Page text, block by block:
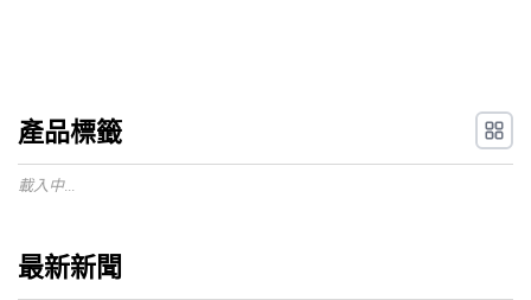
產品標籤
載入中...
最新新聞